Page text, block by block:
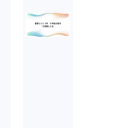
株式譲渡（1）